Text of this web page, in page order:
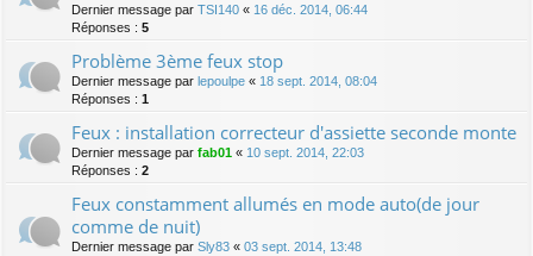
Dernier message par TSI140 « 16 déc. 2014, 06:44
Réponses : 5
Problème 3ème feux stop
Dernier message par lepoulpe « 18 sept. 2014, 08:04
Réponses : 1
Feux : installation correcteur d'assiette seconde monte
Dernier message par fab01 « 10 sept. 2014, 22:03
Réponses : 2
Feux constamment allumés en mode auto(de jour
comme de nuit)
Dernier message par Sly83 « 03 sept. 2014, 13:48